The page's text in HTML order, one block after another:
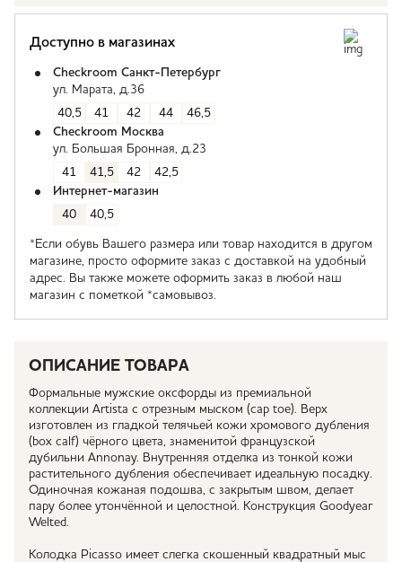
Доступно в магазинах
Checkroom Санкт-Петербург
ул. Марата, д.36
40,5
41 42 44
46,5
Checkroom Москва
ул. Большая Бронная, д.23
41
41,5 42
42,5
Интернет-магазин
40
40,5
*Если обувь Вашего размера или товар находится в другом
магазине, просто оформите заказ с доставкой на удобный
адрес. Вы также можете оформить заказ в любой наш
магазин с пометкой *самовывоз.
ОПИСАНИЕ ТОВАРА
Формальные мужские оксфорды из премиальной
коллекции Artista с отрезным мыском (cap toe). Верх
изготовлен из гладкой телячьей кожи хромового дубления
(box calf) чёрного цвета, знаменитой французской
дубильни Annonay. Внутренняя отделка из тонкой кожи
растительного дубления обеспечивает идеальную посадку.
Одиночная кожаная подошва, с закрытым швом, делает
пару более утончённой и целостной. Конструкция Goodyear
Welted.
Колодка Picasso имеет слегка скошенный квадратный мыс